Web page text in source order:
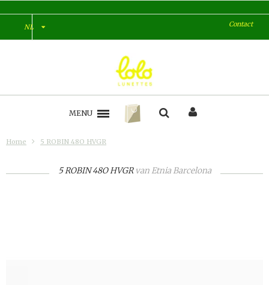
NL Contact
MENU
Home 5 ROBIN 48O HVGR
5 ROBIN 48O HVGR vanEtnia Barcelona